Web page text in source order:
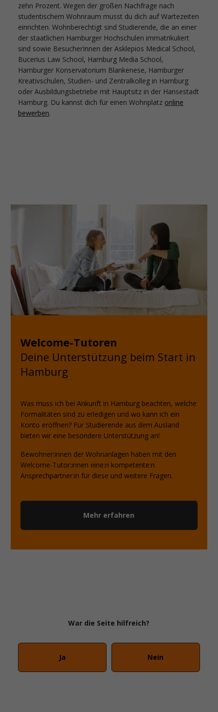
zehn Prozent. Wegen der großen Nachfrage nach
studentischem Wohnraum musst du dich auf Wartezeiten
einrichten. Wohnberechtigt sind Studierende, die an einer
der staatlichen Hamburger Hochschulen immatrikuliert
sind sowie BesucherInnen der Asklepios Medical School,
Bucerius Law School, Hamburg Media School,
Hamburger Konservatorium Blankenese, Hamburger
Kreativschulen, Studien- und Zentralkolleg in Hamburg
oder Ausbildungsbetriebe mit Hauptsitz in der Hansestadt
Hamburg. Du kannst dich für einen Wohnplatz online
bewerben.
Welcome-Tutoren
Deine Unterstützung beim Start in
Hamburg
Was muss ich bei Ankunft in Hamburg beachten, welche
Formalitäten sind zu erledigen und wo kann ich ein
Konto eröffnen? Für Studierende aus dem Ausland
bieten wir eine besondere Unterstützung an!
Bewohner:innen der Wohnanlagen haben mit den
Welcome-Tutor:innen eine:n kompetente:n
Ansprechpartner:in für diese und weitere Fragen.
Mehr erfahren
War die Seite hilfreich?
Ja Nein